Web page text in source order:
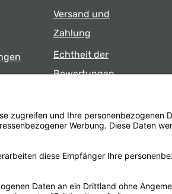
Versand und
Zahlung
Echtheit der
Bewertungen
Laden